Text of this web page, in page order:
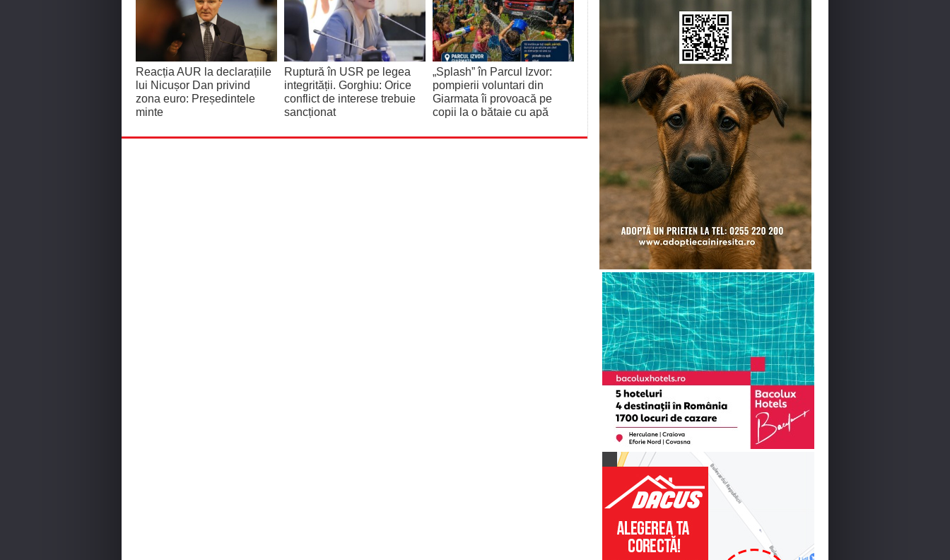
Reacția AUR la declarațiile
lui Nicușor Dan privind
zona euro: Președintele
minte
Ruptură în USR pe legea
integrității. Gorghiu: Orice
conflict de interese trebuie
sancționat
„Splash” în Parcul Izvor:
pompierii voluntari din
Giarmata îi provoacă pe
copii la o bătaie cu apă